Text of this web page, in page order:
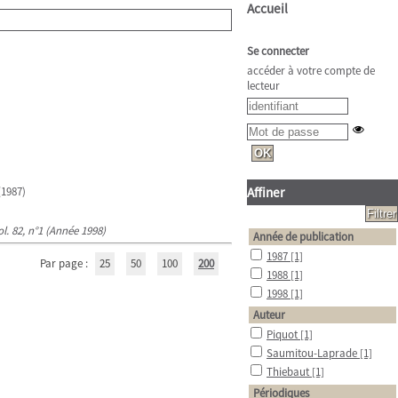
82, n°1 (Année 1998)
Par page : 25 50 100 200
Accueil
Se connecter
accéder à votre compte de
lecteur
Affiner
Année de publication
1987 [1]
1988 [1]
1998 [1]
Auteur
Piquot [1]
Saumitou-Laprade [1]
Thiebaut [1]
Périodiques